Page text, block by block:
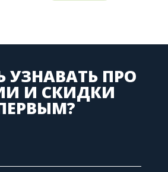
УЗНАВАТЬ ПРО
И СКИДКИ